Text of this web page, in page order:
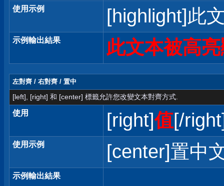
使用示例 [highlight]此
示例輸出結果 此文本被高
左對齊 / 右對齊 / 置中
[left], [right] 和 [center] 標籤允許您改變文本對齊方式.
使用 [right]值[/
使用示例 [center]置中
示例輸出結果